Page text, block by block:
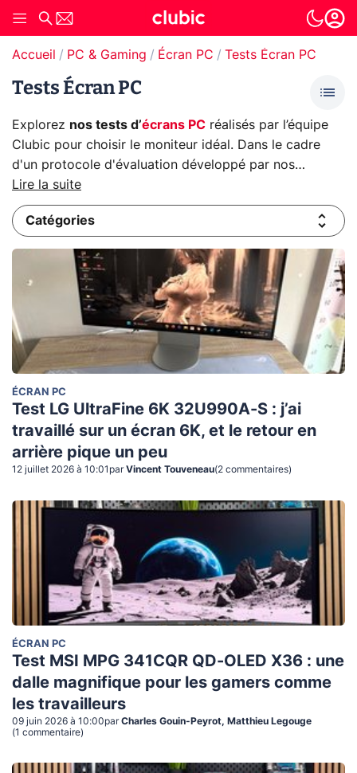
Accueil PC & Gaming Écran PC Tests Écran PC
Tests Écran PC
Explorez nos tests d’écrans PC réalisés par l’équipe
Clubic pour choisir le moniteur idéal. Dans le cadre
d'un protocole d'évaluation développé par nos
experts, nous passons au crible la
larésolution, laconnectivitéet l’ergonomie. Les férus
de jeux vidéo trouveront leur bonheur avec nos
tests
des marques comme
,LG,Samsung etASUS
pour
répondre à vos besoins en bureautique ou multimédia.
Lire la suite
Catégories
ÉCRAN PC
Test LG UltraFine 6K 32U990A-S : j’ai
travaillé sur un écran 6K, et le retour en
arrière pique un peu
12 juillet 2026 à 10:01 par Vincent Touveneau(2 commentaires)
ÉCRAN PC
Test MSI MPG 341CQR QD-OLED X36 : une
dalle magnifique pour les gamers comme
les travailleurs
09 juin 2026 à 10:00par Charles Gouin-Peyrot, Matthieu Legouge
(1 commentaire)